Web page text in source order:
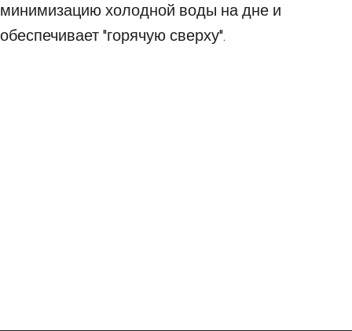
минимизацию холодной воды на дне и
обеспечивает "горячую сверху".